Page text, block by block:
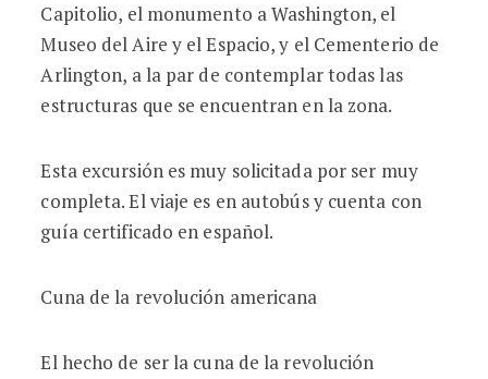
Capitolio, el monumento a Washington, el
Museo del Aire y el Espacio, y el Cementerio de
Arlington, a la par de contemplar todas las
estructuras que se encuentran en la zona.
Esta excursión es muy solicitada por ser muy
completa. El viaje es en autobús y cuenta con
guía certificado en español.
Cuna de la revolución americana
El hecho de ser la cuna de la revolución